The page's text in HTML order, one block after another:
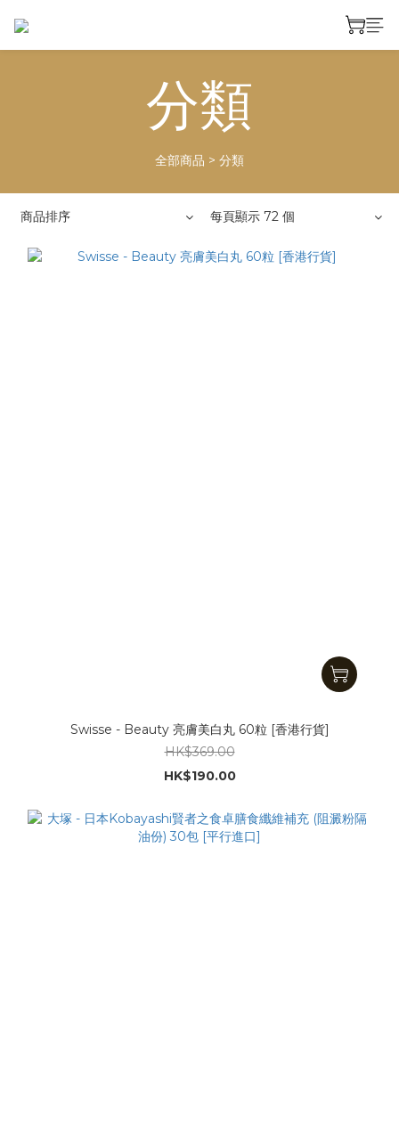
分類
全部商品 > 分類
商品排序 每頁顯示 72 個
Swisse - Beauty 亮膚美白丸 60粒 [香港行貨]
HK$369.00
HK$190.00